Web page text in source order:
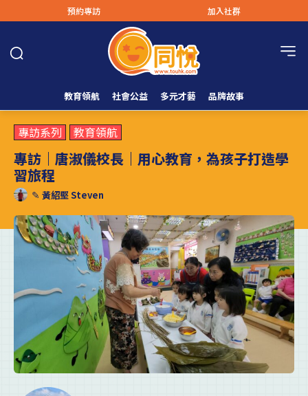
預約專訪 加入社群
教育領航 社會公益 多元才藝 品牌故事
專訪系列 教育領航
專訪｜唐淑儀校長｜用心教育，為孩子打造學
習旅程
✎ 黃紹堅 Steven